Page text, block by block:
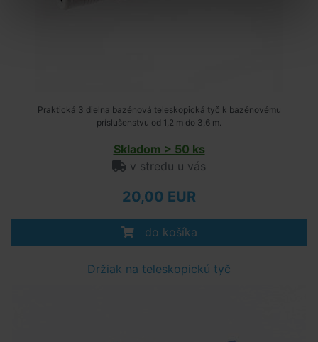
Praktická 3 dielna bazénová teleskopická tyč k bazénovému
príslušenstvu od 1,2 m do 3,6 m.
Skladom > 50 ks
v stredu u vás
20,00 EUR
do košíka
Držiak na teleskopickú tyč